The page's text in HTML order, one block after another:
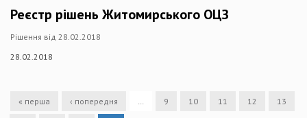
Реєстр рішень Житомирського ОЦЗ
Рішення від 28.02.2018
28.02.2018
« перша ‹ попередня … 9 10 11 12 13